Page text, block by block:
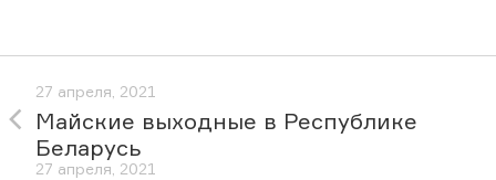
27 апреля, 2021
Майские выходные в Республике
Беларусь
27 апреля, 2021